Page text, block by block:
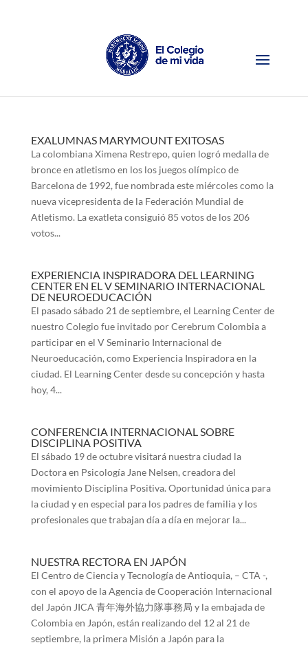
EXALUMNAS MARYMOUNT EXITOSAS
La colombiana Ximena Restrepo, quien logró medalla de
bronce en atletismo en los los juegos olímpico de
Barcelona de 1992, fue nombrada este miércoles como la
nueva vicepresidenta de la Federación Mundial de
Atletismo. La exatleta consiguió 85 votos de los 206
votos...
EXPERIENCIA INSPIRADORA DEL LEARNING
CENTER EN EL V SEMINARIO INTERNACIONAL
DE NEUROEDUCACIÓN
El pasado sábado 21 de septiembre, el Learning Center de
nuestro Colegio fue invitado por Cerebrum Colombia a
participar en el V Seminario Internacional de
Neuroeducación, como Experiencia Inspiradora en la
ciudad. El Learning Center desde su concepción y hasta
hoy, 4...
CONFERENCIA INTERNACIONAL SOBRE
DISCIPLINA POSITIVA
El sábado 19 de octubre visitará nuestra ciudad la
Doctora en Psicología Jane Nelsen, creadora del
movimiento Disciplina Positiva. Oportunidad única para
la ciudad y en especial para los padres de familia y los
profesionales que trabajan día a día en mejorar la...
NUESTRA RECTORA EN JAPÓN
El Centro de Ciencia y Tecnología de Antioquia, – CTA -,
con el apoyo de la Agencia de Cooperación Internacional
del Japón JICA 青年海外協力隊事務局 y la embajada de
Colombia en Japón, están realizando del 12 al 21 de
septiembre, la primera Misión a Japón para la